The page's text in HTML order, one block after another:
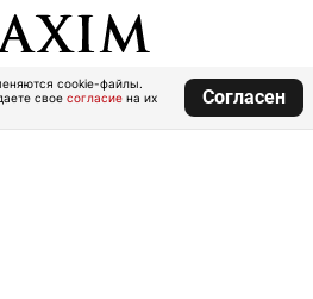
cookie-файлы.
свое согласие на их
Согласен